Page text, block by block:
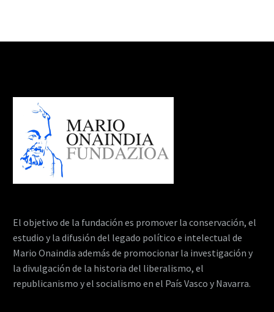
El objetivo de la fundación es promover la conservación, el
estudio y la difusión del legado político e intelectual de
Mario Onaindia además de promocionar la investigación y
la divulgación de la historia del liberalismo, el
republicanismo y el socialismo en el País Vasco y Navarra.